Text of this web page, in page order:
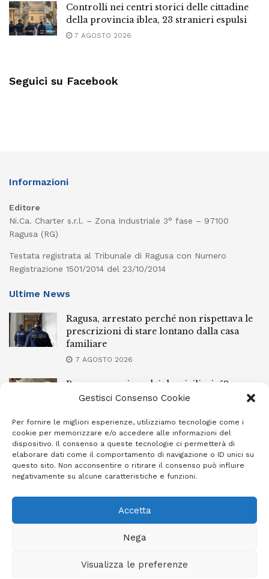
Gestisci Consenso Cookie
Per fornire le migliori esperienze, utilizziamo tecnologie come i
cookie per memorizzare e/o accedere alle informazioni del
dispositivo. Il consenso a queste tecnologie ci permetterà di
elaborare dati come il comportamento di navigazione o ID unici su
questo sito. Non acconsentire o ritirare il consenso può influire
negativamente su alcune caratteristiche e funzioni.
Accetta
Nega
Visualizza le preferenze
Controlli nei centri storici delle cittadine
della provincia iblea, 23 stranieri espulsi
7 AGOSTO 2026
Seguici su Facebook
Informazioni
Editore
Ni.Ca. Charter s.r.l. – Zona Industriale 3° fase – 97100
Ragusa (RG)
Testata registrata al Tribunale di Ragusa con Numero
Registrazione 1501/2014 del 23/10/2014
Ultime News
Ragusa, arrestato perché non rispettava le
prescrizioni di stare lontano dalla casa
familiare
7 AGOSTO 2026
Ragusa, spacciava dai domiciliari: 52enne
finisce in carcere
Incendi a Modica, torna in libertà il
marocchino di 23 anni
7 AGOSTO 2026
Giornale Ibleo © 2023 - Powered byStudio Greco - Consulenza